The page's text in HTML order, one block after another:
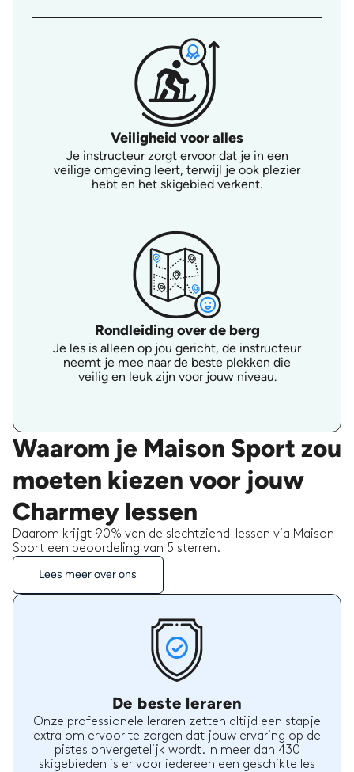
Veiligheid voor alles
Je instructeur zorgt ervoor dat je in een
veilige omgeving leert, terwijl je ook plezier
hebt en het skigebied verkent.
Rondleiding over de berg
Je les is alleen op jou gericht, de instructeur
neemt je mee naar de beste plekken die
veilig en leuk zijn voor jouw niveau.
Waarom je Maison Sport zou
moeten kiezen voor jouw
Charmey lessen
Daarom krijgt 90% van de slechtziend-lessen via Maison
Sport een beoordeling van 5 sterren.
Lees meer over ons
De beste leraren
Onze professionele leraren zetten altijd een stapje
extra om ervoor te zorgen dat jouw ervaring op de
pistes onvergetelijk wordt. In meer dan 430
skigebieden is er voor iedereen een geschikte les